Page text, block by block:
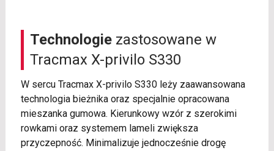
Technologiezastosowane w
Tracmax X-privilo S330
W sercu Tracmax X-privilo S330 leży zaawansowana
technologia bieżnika oraz specjalnie opracowana
mieszanka gumowa. Kierunkowy wzór z szerokimi
rowkami oraz systemem lameli zwiększa
przyczepność. Minimalizuje jednocześnie drogę